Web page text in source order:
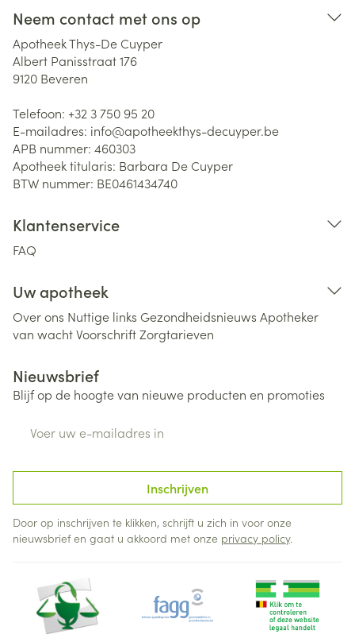
Neem contact met ons op
Apotheek Thys-De Cuyper
Albert Panisstraat 176
9120 Beveren
Telefoon: +32 3 750 95 20
E-mailadres: info@apotheekthys-decuyper.be
APB nummer: 460303
Apotheek titularis: Barbara De Cuyper
BTW nummer: BE0461434740
Klantenservice
FAQ
Uw apotheek
Over ons Nuttige links Gezondheidsnieuws Apotheker
van wachtVoorschriftZorgtarieven
Nieuwsbrief
Blijf op de hoogte van nieuwe producten en promoties
Inschrijven
Door op inschrijven te klikken, schrijft u zich in voor onze
nieuwsbrief en gaat u akkoord met onze privacy policy.